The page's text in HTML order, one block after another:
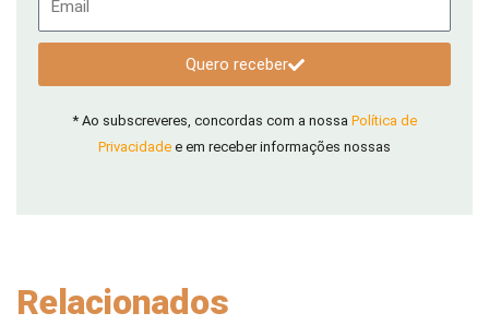
Quero receber
* Ao subscreveres, concordas com a nossa Política de
Privacidade e em receber informações nossas
Relacionados